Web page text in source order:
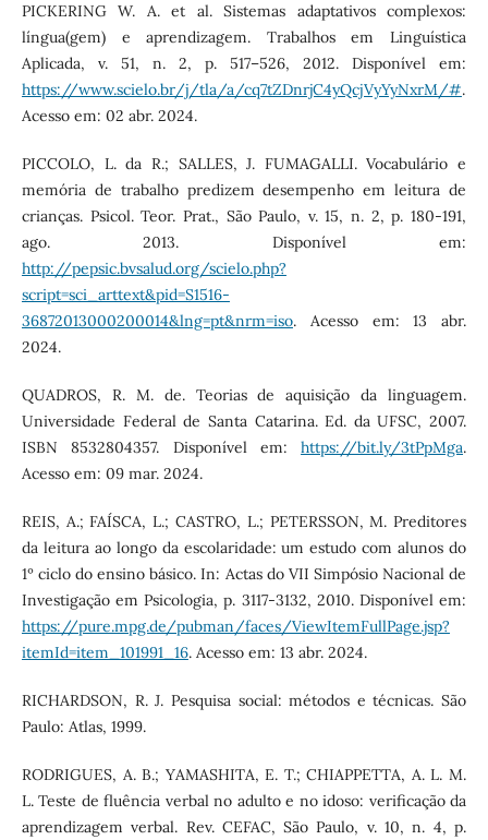
PICKERING W. A. et al. Sistemas adaptativos complexos:
língua(gem) e aprendizagem. Trabalhos em Linguística
Aplicada, v. 51, n. 2, p. 517–526, 2012. Disponível em:
https://www.scielo.br/j/tla/a/cq7tZDnrjC4yQcjVyYyNxrM/#.
Acesso em: 02 abr. 2024.
PICCOLO, L. da R.; SALLES, J. FUMAGALLI. Vocabulário e
memória de trabalho predizem desempenho em leitura de
crianças. Psicol. Teor. Prat., São Paulo, v. 15, n. 2, p. 180-191,
ago. 2013. Disponível em:
http://pepsic.bvsalud.org/scielo.php?
script=sci_arttext&pid=S1516-
36872013000200014&lng=pt&nrm=iso. Acesso em: 13 abr.
2024.
QUADROS, R. M. de. Teorias de aquisição da linguagem.
Universidade Federal de Santa Catarina. Ed. da UFSC, 2007.
ISBN 8532804357. Disponível em:https://bit.ly/3tPpMga.
Acesso em: 09 mar. 2024.
REIS, A.; FAÍSCA, L.; CASTRO, L.; PETERSSON, M. Preditores
da leitura ao longo da escolaridade: um estudo com alunos do
1º ciclo do ensino básico. In: Actas do VII Simpósio Nacional de
Investigação em Psicologia, p. 3117-3132, 2010. Disponível em:
https://pure.mpg.de/pubman/faces/ViewItemFullPage.jsp?
itemId=item_101991_16. Acesso em: 13 abr. 2024.
RICHARDSON, R. J. Pesquisa social: métodos e técnicas. São
Paulo: Atlas, 1999.
RODRIGUES, A. B.; YAMASHITA, E. T.; CHIAPPETTA, A. L. M.
L. Teste de fluência verbal no adulto e no idoso: verificação da
aprendizagem verbal. Rev. CEFAC, São Paulo, v. 10, n. 4, p.